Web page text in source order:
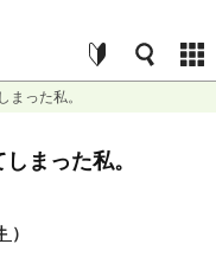
まった私。
まった私。
）